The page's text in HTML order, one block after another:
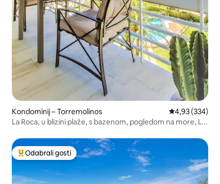
Kondominij – Torremolinos Prosječna
4,93 (334)
La Roca, u blizini plaže, s bazenom, pogledom na more, L...
Među najviše rangiranima s oznakom „Odabrali gosti”
Odabrali gosti